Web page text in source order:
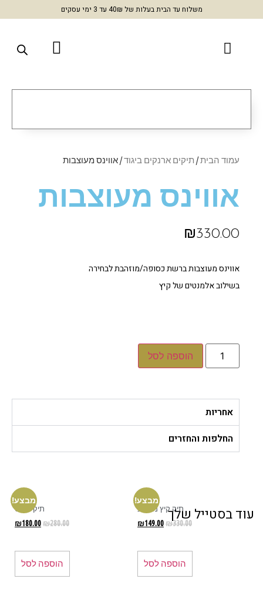
משלוח עד הבית בעלות של 40₪ עד 3 ימי עסקים
עמוד הבית/תיקים ארנקים ביגוד / אווינס מעוצבות
אווינס מעוצבות
₪330.00
אווינס מעוצבות ברשת כסופה/מוזהבת לבחירה
בשילוב אלמנטים של קיץ
הוספה לסל
אחריות
החלפות והחזרים
בסטייל שלך
מבצע!
תיק קיץ מעוצב
₪330.00
₪149.00
הוספה לסל
מבצע!
תיק ג׳ינס
₪280.00
₪180.00
הוספה לסל